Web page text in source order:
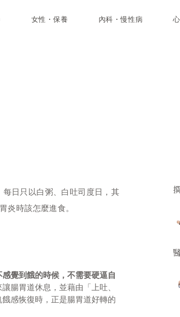
女性・保養 內科・慢性病
日只以白粥、白吐司度日，其
炎時該怎麼進食。
感覺到餓的時候，不需要硬逼自
腸胃道休息，並藉由「上吐、
感恢復時，正是腸胃道好轉的